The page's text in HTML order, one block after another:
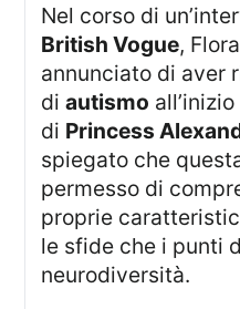
Nel corso di
British Vogue,
annunciato di aver
diautismo
di Princess
spiegato che
permesso di
proprie
le sfide che i punti
neurodiversità.